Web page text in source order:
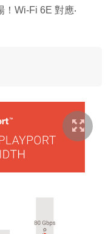
！Wi-Fi 6E 對應‧